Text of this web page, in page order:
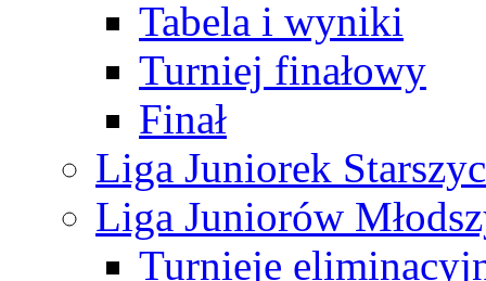
Tabela i wyniki
Turniej finałowy
Finał
Liga Juniorek
Liga Juniorów
Turnieje